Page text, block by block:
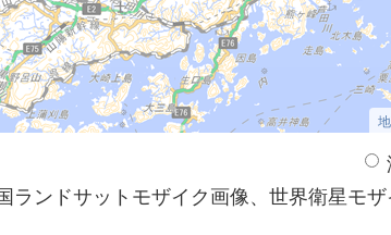
ランドサットモザイク画像、世界衛星モ